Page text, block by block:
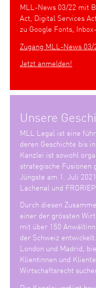
MLL-News 03/22 mit
Act, Digital Services
zu Google Fonts,
Zugang MLL-News 03/
Jetzt anmelden!
Unsere
MLL Legal ist eine
deren Geschichte bis
Kanzlei ist sowohl
strategische Fusionen
Jüngste am 1. Juli
Lachenal und
Durch diesen
einer der grössten
mit über 150
der Schweiz
London und Madrid,
Klientinnen und
Wirtschaftsrecht